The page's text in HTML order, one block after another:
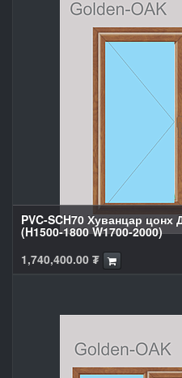
PVC-SCH70 Хуванцар цонх
(H1500-1800 W1700-2000)
1,740,400.00 ₮